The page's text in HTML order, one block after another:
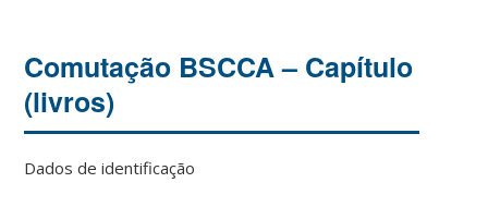
Comutação BSCCA – Capítulo
(livros)
Dados de identificação